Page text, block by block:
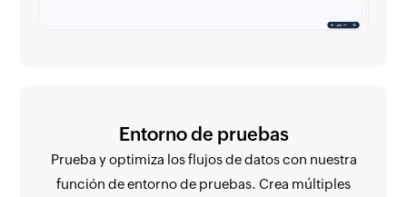
Entorno de pruebas
Prueba y optimiza los flujos de datos con nuestra
función de entorno de pruebas. Crea múltiples